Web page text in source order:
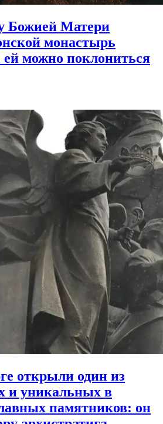
Божией Матери
монастырь
ей можно поклониться
открыли один из
и уникальных в
памятников: он